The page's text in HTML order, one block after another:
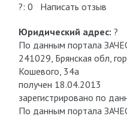
?: 0 Написать отзыв
Юридический адрес: ?
По данным портала
241029, Брянская обл,
Кошевого, 34а
получен 18.04.2013
зарегистрировано по
По данным портала